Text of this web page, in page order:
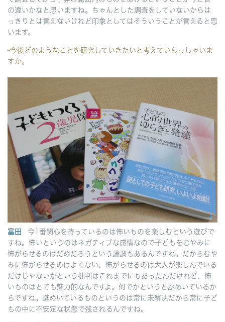
の違いかなと思いますね。ちゃんとした調査をしていないからは
っきりとは言えないけれど印象としてはそういうことが言えると思
います。
-今後どのようなことを研究していきたいと考えていらっしゃいま
すか。
富田
今1番関心を持っているのは怖いものを楽しむという遊びで
すね。怖いというのはネガティブな感情なので子どもをむやみに
怖がらせるのはだめだろうという論調もあるんですね。だからむや
みに怖がらせるのはよくない、怖がらせるのは大人が楽しんでいる
だけじゃないかという批判はこれまでにもあったんだけれど、怖
いものはとても魅力的なんですよ。何でかというと謎めいているか
らですね。謎めいているものというのは常に未解決だから常に子ど
もの中に不安定な状態で残されるんですね。